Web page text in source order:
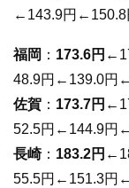
←143.9円←150.8
福岡 ： 173.6円
48.9円←139.0円
佐賀 ： 173.7円
52.5円←144.9円
長崎： 183.2円
55.5円←151.3円